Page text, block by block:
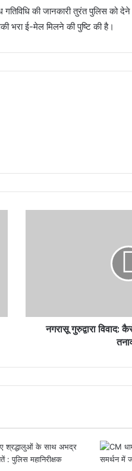
की जानकारी तुरंत पुलिस को
भरा ई-मेल मिलने की पुष्टि की है।
नगरासू गुरुद्वारा